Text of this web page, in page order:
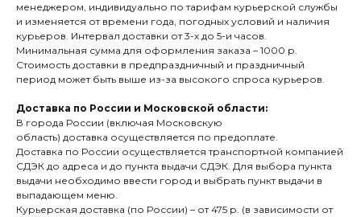
менеджером, индивидуально по тарифам курьерской службы
и изменяется от времени года, погодных условий и наличия
курьеров. Интервал доставки от 3-х до 5-и часов.
Минимальная сумма для оформления заказа – 1000 р.
Стоимость доставки в предпраздничный и праздничный
период может быть выше из-за высокого спроса курьеров.
Доставка по России и Московской области:
В города России (включая Московскую
область) доставка осуществляется по предоплате.
Доставка по России осуществляется транспортной компанией
СДЭК до адреса и до пункта выдачи СДЭК. Для выбора пункта
выдачи необходимо ввести город и выбрать пункт выдачи в
выпадающем меню.
Курьерская доставка (по России) – от 475 р. (в зависимости от